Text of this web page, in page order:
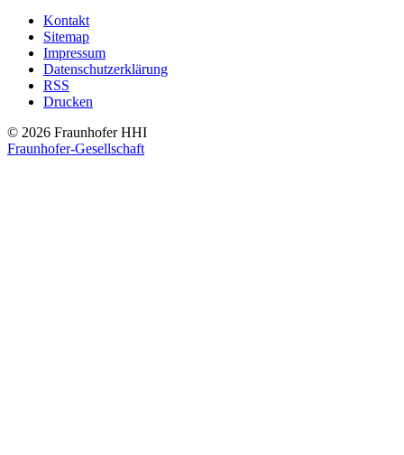
Kontakt
Sitemap
Impressum
Datenschutzerklärung
RSS
Drucken
© 2026 Fraunhofer HHI
Fraunhofer-Gesellschaft